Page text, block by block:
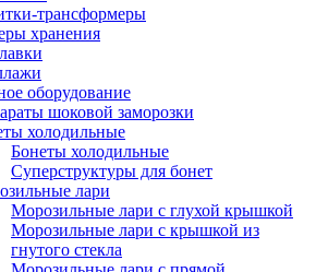
трансформеры
хранения
оборудование
шоковой заморозки
холодильные
Бонеты холодильные
Суперструктуры для бонет
лари
Морозильные лари с глухой крышкой
Морозильные лари с крышкой из
гнутого стекла